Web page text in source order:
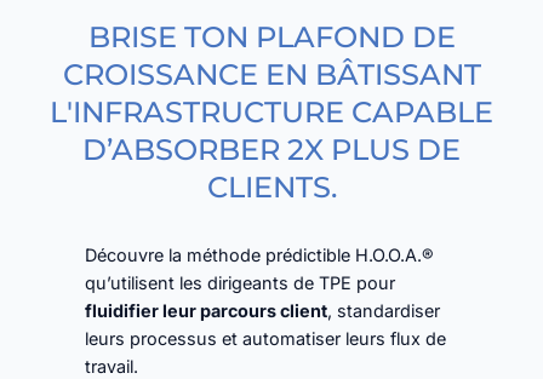
BRISE TON PLAFOND DE
CROISSANCE EN BÂTISSANT
L'INFRASTRUCTURE CAPABLE
D’ABSORBER 2X PLUS DE
CLIENTS.
Découvre la méthode prédictible H.O.O.A.®
qu’utilisent les dirigeants de TPE pour
fluidifier leur parcours client, standardiser
leurs processus et automatiser leurs flux de
travail.